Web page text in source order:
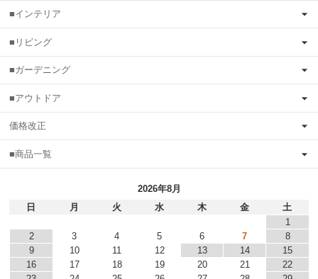
■インテリア
■リビング
■ガーデニング
■アウトドア
価格改正
■商品一覧
2026年8月
日
月 火 水 木 金
土
1
2
3 4 5 6 7
8
9
10 11 12 13 14
15
16
17 18 19 20 21
22